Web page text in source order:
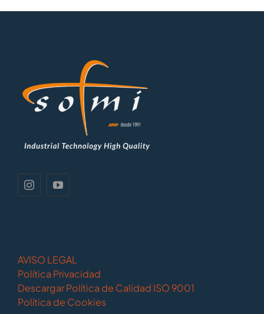
AVISO LEGAL
Política Privacidad
Descargar Política de Calidad ISO 9001
Política de Cookies